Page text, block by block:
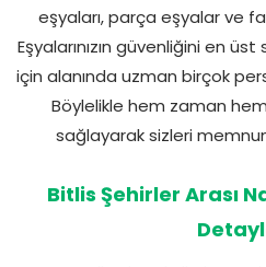
eşyaları, parça eşyalar ve
Eşyalarınızın güvenliğini en
için alanında uzman birçok
Böylelikle hem zaman
sağlayarak sizleri
Bitlis Şehirler Arası